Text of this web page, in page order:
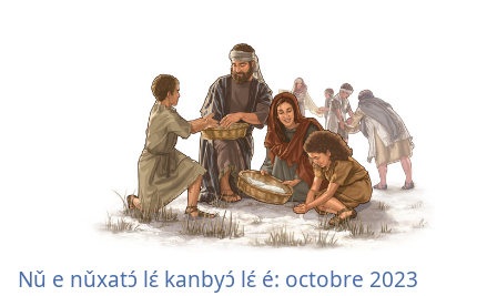
Nǔ e nǔxatɔ́ lɛ́ kanbyɔ́ lɛ́ é: octobre 2023